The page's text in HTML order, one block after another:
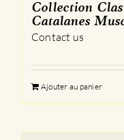
Collection
Catalanes
Contact us
Ajouter au panier